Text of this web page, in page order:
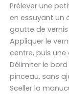
Prélever une
en essuyant un
goutte de vernis
Appliquer le
centre, puis
Délimiter le
pinceau, sans
Sceller la